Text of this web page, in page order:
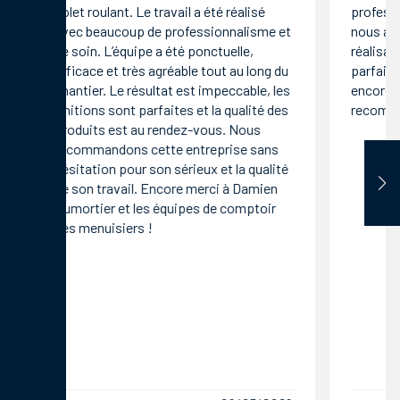
volet roulant. Le travail a été réalisé
avec beaucoup de professionnalisme et
de soin. L’équipe a été ponctuelle,
efficace et très agréable tout au long du
chantier. Le résultat est impeccable, les
finitions sont parfaites et la qualité des
produits est au rendez-vous. Nous
recommandons cette entreprise sans
hésitation pour son sérieux et la qualité
de son travail. Encore merci à Damien
Dumortier et les équipes de comptoir
des menuisiers !
nous
encore